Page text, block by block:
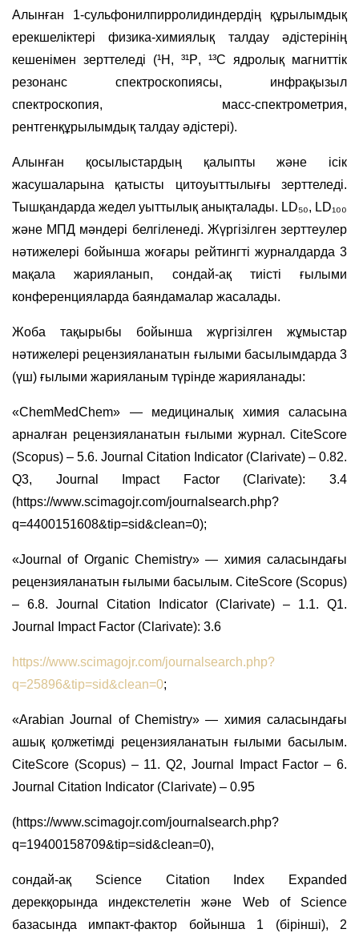
Алынған 1-сульфонилпирролидиндердің құрылымдық
ерекшеліктері физика-химиялық талдау әдістерінің
кешенімен зерттеледі (¹H , ³¹P, ¹³C ядролық магниттік
резонанс спектроскопиясы, инфрақызыл
спектроскопия, масс-спектрометрия,
рентгенқұрылымдық талдау әдістері).
Алынған қосылыстардың қалыпты және ісік
жасушаларына қатысты цитоуыттылығы зерттеледі.
Тышқандарда жедел уыттылық анықталады. LD₅₀, LD₁₀₀
және МПД мәндері белгіленеді. Жүргізілген зерттеулер
нәтижелері бойынша жоғары рейтингті журналдарда 3
мақала жарияланып, сондай-ақ тиісті ғылыми
конференцияларда баяндамалар жасалады.
Жоба тақырыбы бойынша жүргізілген жұмыстар
нәтижелері рецензияланатын ғылыми басылымдарда 3
(үш) ғылыми жарияланым түрінде жарияланады:
«ChemMedChem» — медициналық химия саласына
арналған рецензияланатын ғылыми журнал. CiteScore
(Scopus) – 5.6. Journal Citation Indicator (Clarivate) – 0.82.
Q3, Journal Impact Factor (Clarivate): 3.4
(https://www.scimagojr.com/journalsearch.php?
q=4400151608&tip=sid&clean=0);
«Journal of Organic Chemistry» — химия саласындағы
рецензияланатын ғылыми басылым. CiteScore (Scopus)
– 6.8. Journal Citation Indicator (Clarivate) – 1.1. Q1.
Journal Impact Factor (Clarivate): 3.6
https://www.scimagojr.com/journalsearch.php?
q=25896&tip=sid&clean=0;
«Arabian Journal of Chemistry» — химия саласындағы
ашық қолжетімді рецензияланатын ғылыми басылым.
CiteScore (Scopus) – 11. Q2, Journal Impact Factor – 6.
Journal Citation Indicator (Clarivate) – 0.95
(https://www.scimagojr.com/journalsearch.php?
q=19400158709&tip=sid&clean=0),
сондай-ақ Science Citation Index Expanded
дерекқорында индекстелетін және Web of Science
базасында импакт-фактор бойынша 1 (бірінші), 2